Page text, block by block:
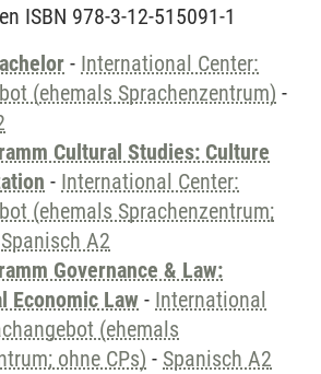
ISBN 978-3-12-515091-1
- International Center:
(ehemals Sprachenzentrum) -
Cultural Studies: Culture
- International Center:
(ehemals Sprachenzentrum;
Spanisch A2
Governance & Law:
Economic Law - International
(ehemals
ohne CPs) - Spanisch A2